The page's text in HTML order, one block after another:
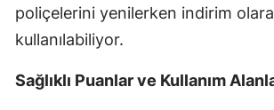
poliçelerini yenilerken indirim
kullanılabiliyor.
Sağlıklı Puanlar ve Kullanım